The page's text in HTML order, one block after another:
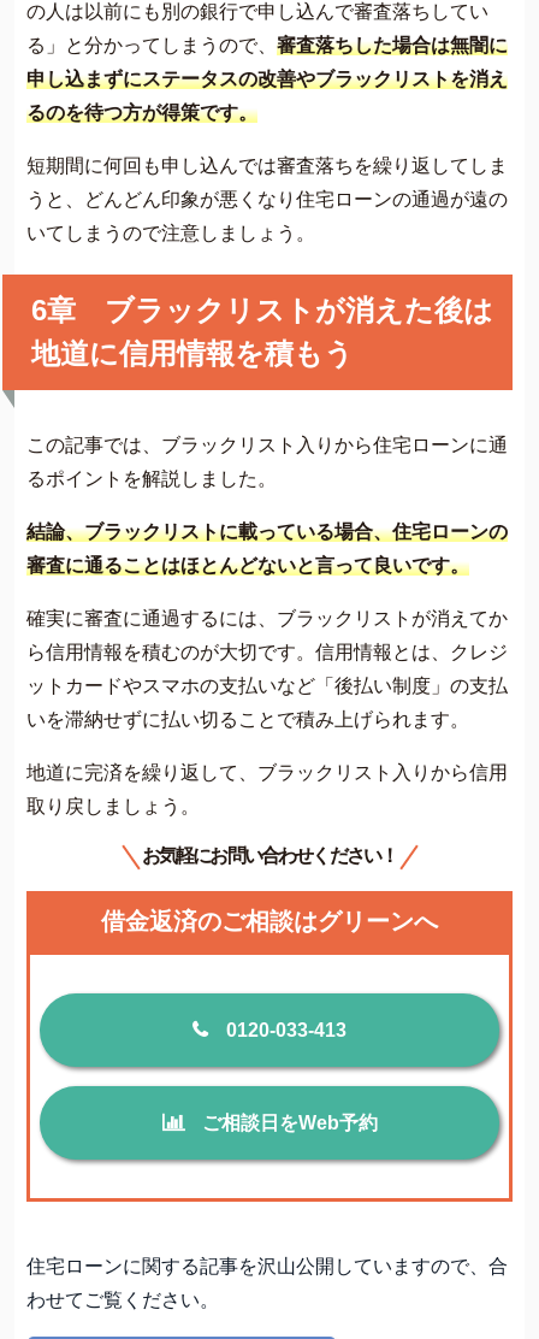
の人は以前にも別の銀行で申し込んで審査落ちしてい
る」と分かってしまうので、 審査落ちした場合は無闇に
申し込まずにステータスの改善やブラックリストを消え
るのを待つ方が得策です。
短期間に何回も申し込んでは審査落ちを繰り返してしま
うと、どんどん印象が悪くなり住宅ローンの通過が遠の
いてしまうので注意しましょう。
6章 ブラックリストが消えた後は
地道に信用情報を積もう
この記事では、ブラックリスト入りから住宅ローンに通
るポイントを解説しました。
結論、ブラックリストに載っている場合、住宅ローンの
審査に通ることはほとんどないと言って良いです。
確実に審査に通過するには、ブラックリストが消えてか
ら信用情報を積むのが大切です。信用情報とは、クレジ
ットカードやスマホの支払いなど「後払い制度」の支払
いを滞納せずに払い切ることで積み上げられます。
地道に完済を繰り返して、ブラックリスト入りから信用
取り戻しましょう。
お気軽にお問い合わせください！
借金返済のご相談はグリーンへ
0120-033-413
ご相談日をWeb予約
住宅ローンに関する記事を沢山公開していますので、合
わせてご覧ください。